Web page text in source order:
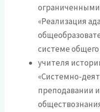
«Реализация
системе
учителя
«Системно-
преподавании